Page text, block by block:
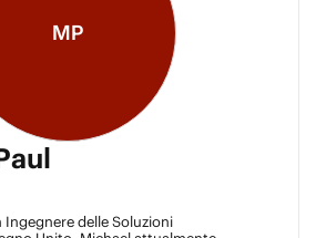
MP
Ingegnere delle Soluzioni